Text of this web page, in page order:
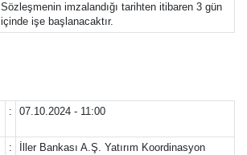
Sözleşmenin imzalandığı tarihten itibaren 3 gün
içinde işe başlanacaktır.
: 07.10.2024 - 11:00
:
İller Bankası A.Ş. Yatırım Koordinasyon